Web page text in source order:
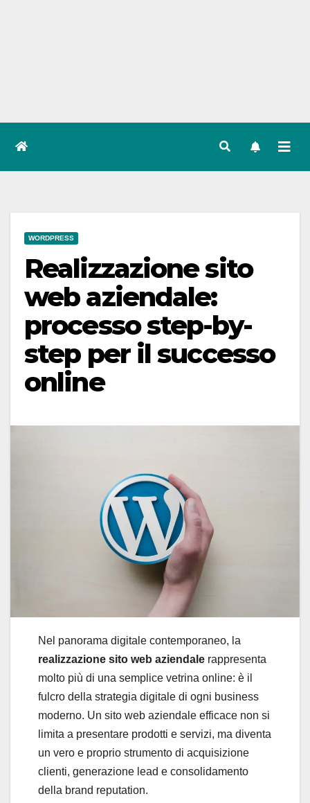
WORDPRESS
Realizzazione sito
web aziendale:
processo step-by-
step per il successo
online
Nel panorama digitale contemporaneo, la
realizzazione sito web aziendale rappresenta
molto più di una semplice vetrina online: è il
fulcro della strategia digitale di ogni business
moderno. Un sito web aziendale efficace non si
limita a presentare prodotti e servizi, ma diventa
un vero e proprio strumento di acquisizione
clienti, generazione lead e consolidamento
della brand reputation.